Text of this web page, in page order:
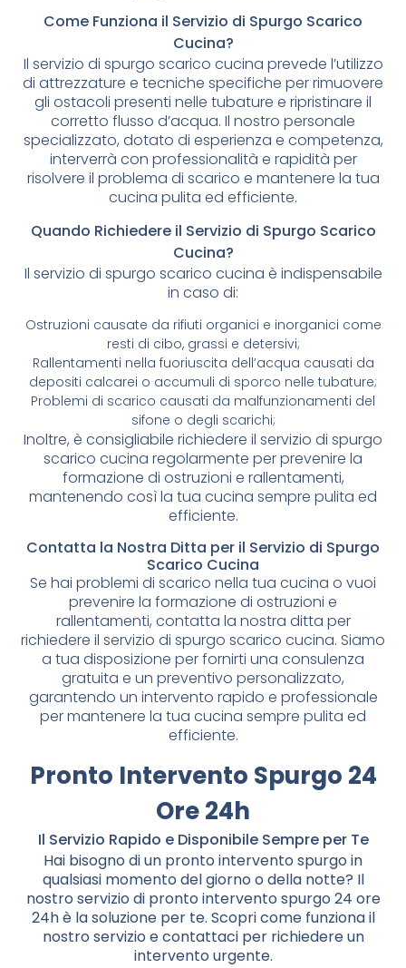
Come Funziona il Servizio di Spurgo Scarico
Cucina?
Il servizio di spurgo scarico cucina prevede l’utilizzo
di attrezzature e tecniche specifiche per rimuovere
gli ostacoli presenti nelle tubature e ripristinare il
corretto flusso d’acqua. Il nostro personale
specializzato, dotato di esperienza e competenza,
interverrà con professionalità e rapidità per
risolvere il problema di scarico e mantenere la tua
cucina pulita ed efficiente.
Quando Richiedere il Servizio di Spurgo Scarico
Cucina?
Il servizio di spurgo scarico cucina è indispensabile
in caso di:
Ostruzioni causate da rifiuti organici e inorganici come
resti di cibo, grassi e detersivi;
Rallentamenti nella fuoriuscita dell’acqua causati da
depositi calcarei o accumuli di sporco nelle tubature;
Problemi di scarico causati da malfunzionamenti del
sifone o degli scarichi;
Inoltre, è consigliabile richiedere il servizio di spurgo
scarico cucina regolarmente per prevenire la
formazione di ostruzioni e rallentamenti,
mantenendo così la tua cucina sempre pulita ed
efficiente.
Contatta la Nostra Ditta per il Servizio di Spurgo
Scarico Cucina
Se hai problemi di scarico nella tua cucina o vuoi
prevenire la formazione di ostruzioni e
rallentamenti, contatta la nostra ditta per
richiedere il servizio di spurgo scarico cucina. Siamo
a tua disposizione per fornirti una consulenza
gratuita e un preventivo personalizzato,
garantendo un intervento rapido e professionale
per mantenere la tua cucina sempre pulita ed
efficiente.
Pronto Intervento Spurgo 24
Ore 24h
Il Servizio Rapido e Disponibile Sempre per Te
Hai bisogno di un pronto intervento spurgo in
qualsiasi momento del giorno o della notte? Il
nostro servizio di pronto intervento spurgo 24 ore
24h è la soluzione per te. Scopri come funziona il
nostro servizio e contattaci per richiedere un
intervento urgente.